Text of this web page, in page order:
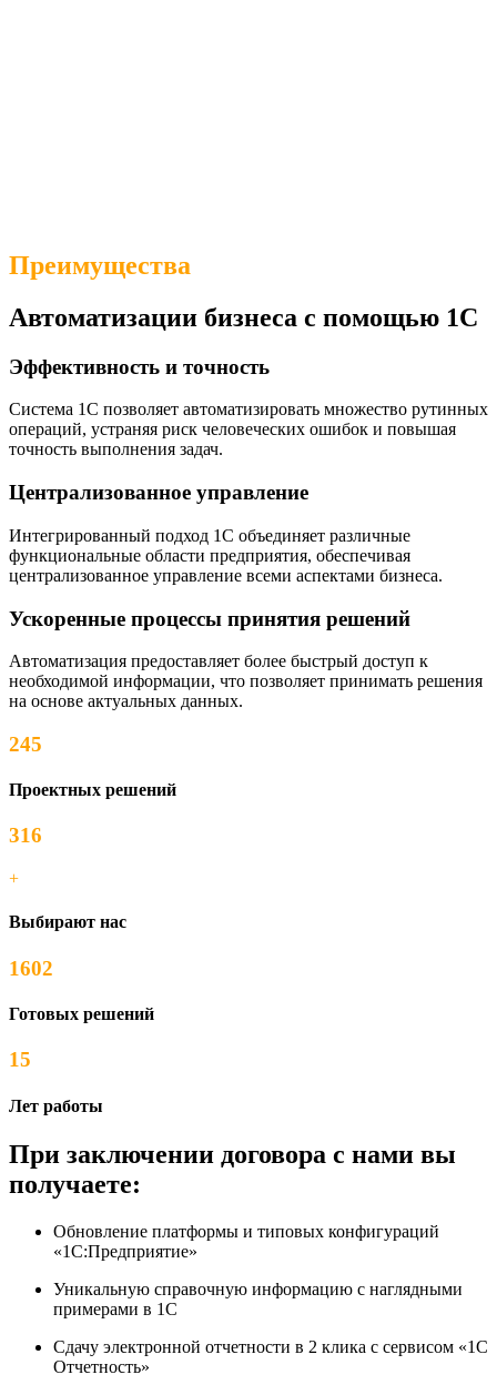
Преимущества
Автоматизации бизнеса с помощью 1С
Эффективность и точность
Система 1С позволяет автоматизировать множество рутинных
операций, устраняя риск человеческих ошибок и повышая
точность выполнения задач.
Централизованное управление
Интегрированный подход 1С объединяет различные
функциональные области предприятия, обеспечивая
централизованное управление всеми аспектами бизнеса.
Ускоренные процессы принятия решений
Автоматизация предоставляет более быстрый доступ к
необходимой информации, что позволяет принимать решения
на основе актуальных данных.
245
Проектных решений
316
+
Выбирают нас
1602
Готовых решений
15
Лет работы
При заключении договора с нами вы
получаете:
Обновление платформы и типовых конфигураций
«1С:Предприятие»
Уникальную справочную информацию с наглядными
примерами в 1С
Сдачу электронной отчетности в 2 клика с сервисом «1С
Отчетность»